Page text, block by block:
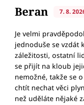
Beran 7. 8.
Je velmi
jednoduše se vzdát
záležitosti, ostatní
se přijít na kloub
nemožné, takže se
chtít nechat věci
než uděláte nějaké